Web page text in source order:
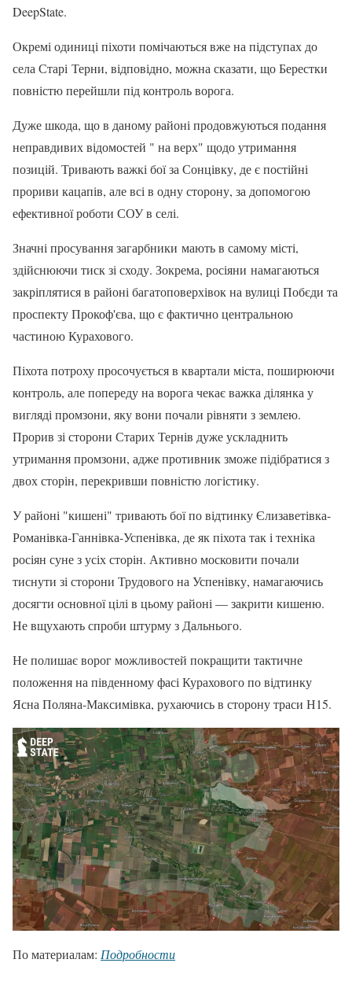
DeepState.
Окремі одиниці піхоти помічаються вже на підступах до
села Старі Терни, відповідно, можна сказати, що Берестки
повністю перейшли під контроль ворога.
Дуже шкода, що в даному районі продовжуються подання
неправдивих відомостей " на верх" щодо утримання
позицій. Тривають важкі бої за Сонцівку, де є постійні
прориви кацапів, але всі в одну сторону, за допомогою
ефективної роботи СОУ в селі.
Значні просування загарбники мають в самому місті,
здійснюючи тиск зі сходу. Зокрема, росіяни намагаються
закріплятися в районі багатоповерхівок на вулиці Побєди та
проспекту Прокоф'єва, що є фактично центральною
частиною Курахового.
Піхота потроху просочується в квартали міста, поширюючи
контроль, але попереду на ворога чекає важка ділянка у
вигляді промзони, яку вони почали рівняти з землею.
Прорив зі сторони Старих Тернів дуже ускладнить
утримання промзони, адже противник зможе підібратися з
двох сторін, перекривши повністю логістику.
У районі "кишені" тривають бої по відтинку Єлизаветівка-
Романівка-Ганнівка-Успенівка, де як піхота так і техніка
росіян суне з усіх сторін. Активно московити почали
тиснути зі сторони Трудового на Успенівку, намагаючись
досягти основної цілі в цьому районі — закрити кишеню.
Не вщухають спроби штурму з Дальнього.
Не полишає ворог можливостей покращити тактичне
положення на південному фасі Курахового по відтинку
Ясна Поляна-Максимівка, рухаючись в сторону траси Н15.
По материалам: Подробности